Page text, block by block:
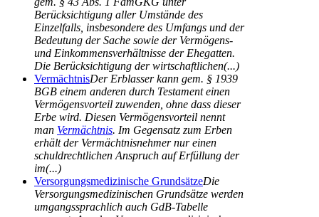
Berücksichtigung aller Umstände des
Einzelfalls, insbesondere des Umfangs und der
Bedeutung der Sache sowie der Vermögens-
und Einkommensverhältnisse der Ehegatten.
Die Berücksichtigung der wirtschaftlichen(...)
VermächtnisDer Erblasser kann gem. § 1939
BGB einem anderen durch Testament einen
Vermögensvorteil zuwenden, ohne dass dieser
Erbe wird. Diesen Vermögensvorteil nennt
man Vermächtnis. Im Gegensatz zum Erben
erhält der Vermächtnisnehmer nur einen
schuldrechtlichen Anspruch auf Erfüllung der
im(...)
Versorgungsmedizinische GrundsätzeDie
Versorgungsmedizinischen Grundsätze werden
umgangssprachlich auch GdB-Tabelle